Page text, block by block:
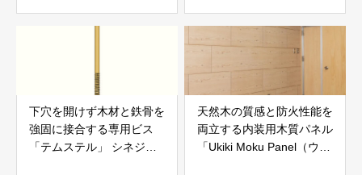
下穴を開けず木材と鉄骨を
強固に接合する専用ビス
「テムステル」 シネジッ
天然木の質感と防火性能を
両立する内装用木質パネル
「Ukiki Moku Panel（ウキ